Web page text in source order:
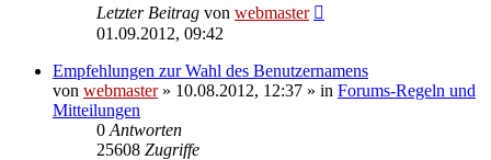
Letzter Beitrag von webmaster
01.09.2012, 09:42
Empfehlungen zur Wahl des Benutzernamens
von webmaster» 10.08.2012, 12:37 » in Forums-Regeln und
Mitteilungen
0 Antworten
25608 Zugriffe